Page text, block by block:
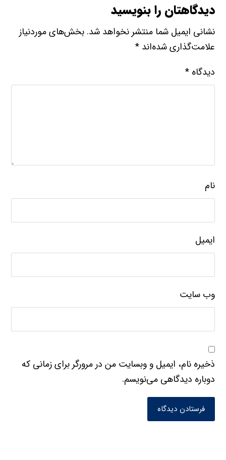
دیدگاهتان را بنویسید
نشانی ایمیل شما منتشر نخواهد شد. بخش‌های موردنیاز
علامت‌گذاری شده‌اند*
دیدگاه*
نام
ایمیل
وب‌ سایت
ذخیره نام، ایمیل و وبسایت من در مرورگر برای زمانی که
دوباره دیدگاهی می‌نویسم.
فرستادن دیدگاه